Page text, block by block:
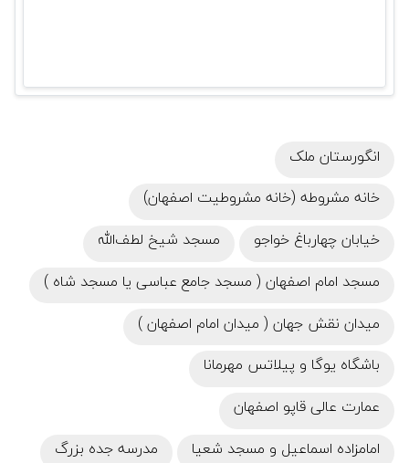
انگورستان ملک
خانه مشروطه (خانه مشروطیت اصفهان)
خیابان چهارباغ خواجو
مسجد شیخ لطف‌الله
مسجد امام اصفهان ( مسجد جامع عباسی یا مسجد شاه )
میدان نقش جهان ( میدان امام اصفهان )
باشگاه یوگا و پیلاتس مهرمانا
عمارت عالی قاپو اصفهان
امامزاده اسماعیل و مسجد شعیا
مدرسه جده بزرگ